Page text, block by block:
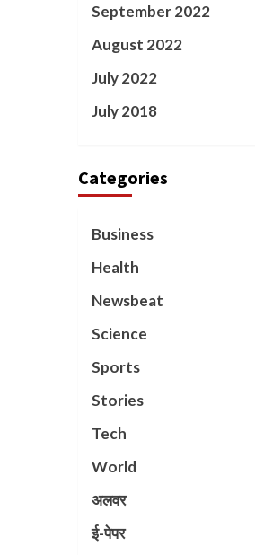
September 2022
August 2022
July 2022
July 2018
Categories
Business
Health
Newsbeat
Science
Sports
Stories
Tech
World
अलवर
ई-पेपर